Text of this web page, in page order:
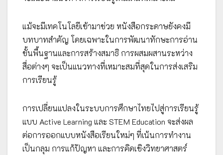
แม้จะมีเทคโนโลยีเข้ามาช่วย หนังสือกระดาษยังคงมี
บทบาทสำคัญ โดยเฉพาะในการพัฒนาทักษะการอ่าน
ขั้นพื้นฐานและการสร้างสมาธิ การผสมผสานระหว่าง
สื่อต่างๆ จะเป็นแนวทางที่เหมาะสมที่สุดในการส่งเสริม
การเรียนรู้
การเปลี่ยนแปลงในระบบการศึกษาไทยไปสู่การเรียนรู้
แบบ Active Learning และ STEM Education จะส่งผล
ต่อการออกแบบหนังสือเรียนใหม่ๆ ที่เน้นการทำงาน
เป็นกลุม การแก้ปัญหา และการคิดเชิงวิทยาศาสตร์